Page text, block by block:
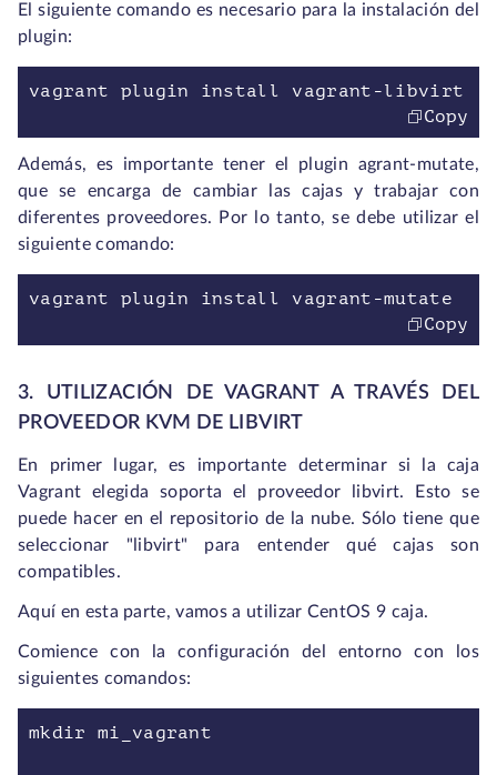
El siguiente comando es necesario para la instalación del
plugin:
vagrant plugin install vagrant-libvirt
Copy
Además, es importante tener el plugin agrant-mutate,
que se encarga de cambiar las cajas y trabajar con
diferentes proveedores. Por lo tanto, se debe utilizar el
siguiente comando:
vagrant plugin install vagrant-mutate
Copy
3. UTILIZACIÓN DE VAGRANT A TRAVÉS DEL
PROVEEDOR KVM DE LIBVIRT
En primer lugar, es importante determinar si la caja
Vagrant elegida soporta el proveedor libvirt. Esto se
puede hacer en el repositorio de la nube. Sólo tiene que
seleccionar "libvirt" para entender qué cajas son
compatibles.
Aquí en esta parte, vamos a utilizar CentOS 9 caja.
Comience con la configuración del entorno con los
siguientes comandos:
mkdir mi_vagrant